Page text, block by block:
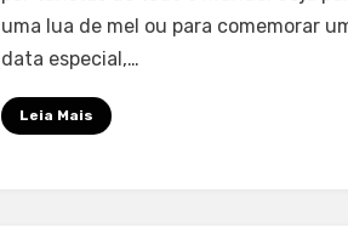
uma lua de mel ou para comemorar
data especial,…
Leia Mais